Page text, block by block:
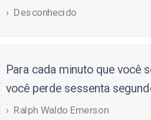
Desconhecido
Para cada minuto que você
você perde sessenta
Ralph Waldo Emerson